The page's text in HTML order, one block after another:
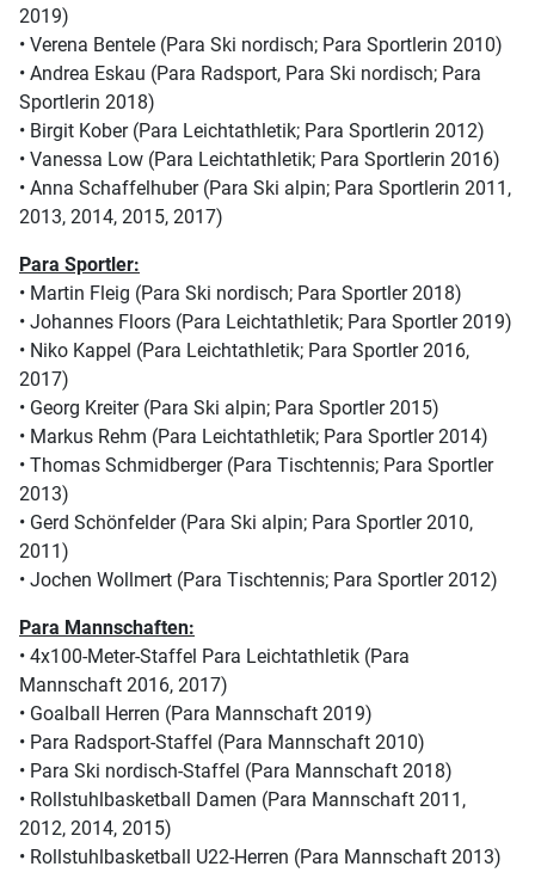
2019)
• Verena Bentele (Para Ski nordisch; Para Sportlerin 2010)
• Andrea Eskau (Para Radsport, Para Ski nordisch; Para
Sportlerin 2018)
• Birgit Kober (Para Leichtathletik; Para Sportlerin 2012)
• Vanessa Low (Para Leichtathletik; Para Sportlerin 2016)
• Anna Schaffelhuber (Para Ski alpin; Para Sportlerin 2011,
2013, 2014, 2015, 2017)
Para Sportler:
• Martin Fleig (Para Ski nordisch; Para Sportler 2018)
• Johannes Floors (Para Leichtathletik; Para Sportler 2019)
• Niko Kappel (Para Leichtathletik; Para Sportler 2016,
2017)
• Georg Kreiter (Para Ski alpin; Para Sportler 2015)
• Markus Rehm (Para Leichtathletik; Para Sportler 2014)
• Thomas Schmidberger (Para Tischtennis; Para Sportler
2013)
• Gerd Schönfelder (Para Ski alpin; Para Sportler 2010,
2011)
• Jochen Wollmert (Para Tischtennis; Para Sportler 2012)
Para Mannschaften:
• 4x100-Meter-Staffel Para Leichtathletik (Para
Mannschaft 2016, 2017)
• Goalball Herren (Para Mannschaft 2019)
• Para Radsport-Staffel (Para Mannschaft 2010)
• Para Ski nordisch-Staffel (Para Mannschaft 2018)
• Rollstuhlbasketball Damen (Para Mannschaft 2011,
2012, 2014, 2015)
• Rollstuhlbasketball U22-Herren (Para Mannschaft 2013)